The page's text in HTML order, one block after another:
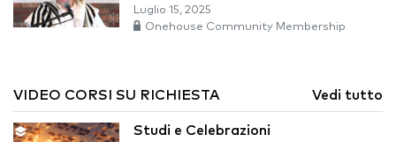
Luglio 15, 2025
Onehouse Community Membership
VIDEO CORSI SU RICHIESTA Vedi tutto
Studi e Celebrazioni